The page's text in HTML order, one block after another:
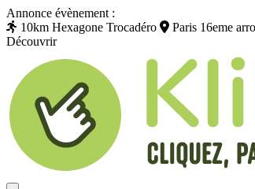
Annonce évènement :
10km Hexagone Trocadéro
Paris 16eme
Découvrir